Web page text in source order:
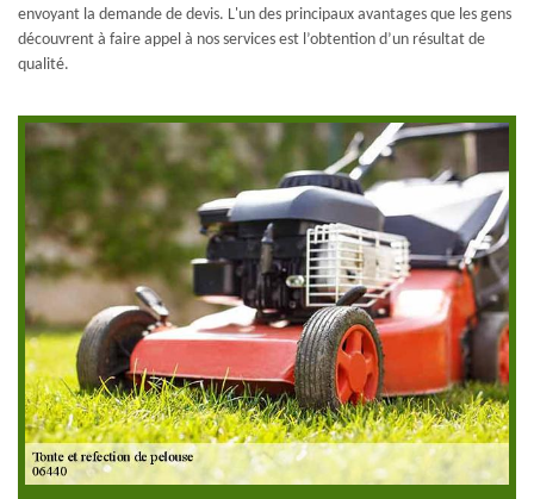
envoyant la demande de devis. L'un des principaux avantages que les gens
découvrent à faire appel à nos services est l’obtention d’un résultat de
qualité.